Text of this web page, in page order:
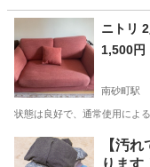
東京 江東区 南砂町駅
ニトリ
1,500円
南砂町駅
状態は良好で、通常使用によ
東京 江東区 南砂町
【汚
ります